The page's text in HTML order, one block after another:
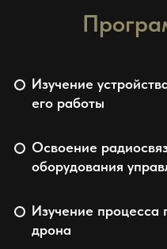
Изучение
его работы
Освоение
оборудования
Изучение процесса
дрона